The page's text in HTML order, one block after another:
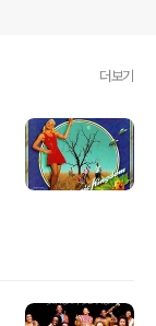
더보기